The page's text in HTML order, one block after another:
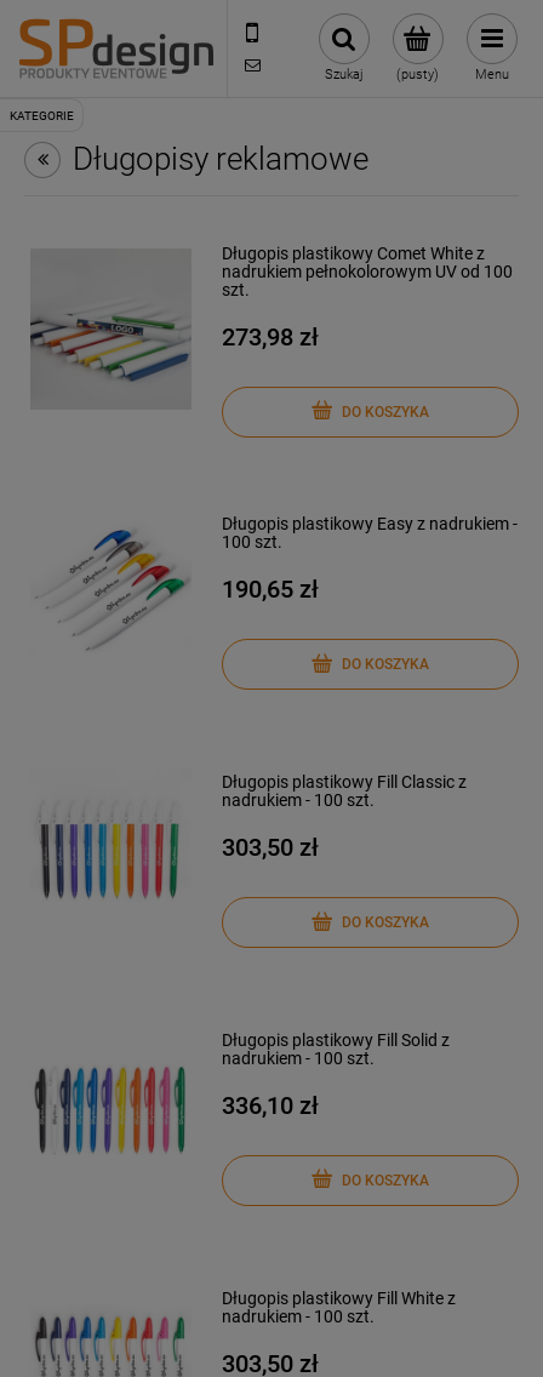
221002030
sklep@reklamydrukarnia.pl
(pusty)
Szukaj Menu
Długopisy reklamowe
Długopis plastikowy Comet White z
nadrukiem pełnokolorowym UV od 100
szt.
273,98 zł
DO KOSZYKA
Długopis plastikowy Easy z nadrukiem -
100 szt.
190,65 zł
DO KOSZYKA
Długopis plastikowy Fill Classic z
nadrukiem - 100 szt.
303,50 zł
DO KOSZYKA
Długopis plastikowy Fill Solid z
nadrukiem - 100 szt.
336,10 zł
DO KOSZYKA
Długopis plastikowy Fill White z
nadrukiem - 100 szt.
303,50 zł